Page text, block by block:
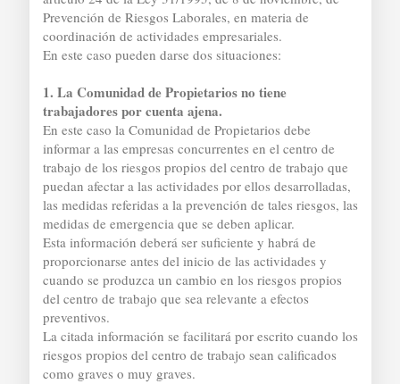
Prevención de Riesgos Laborales, en materia de
coordinación de actividades empresariales.
En este caso pueden darse dos situaciones:
1. La Comunidad de Propietarios no tiene
trabajadores por cuenta ajena.
En este caso la Comunidad de Propietarios debe
informar a las empresas concurrentes en el centro de
trabajo de los riesgos propios del centro de trabajo que
puedan afectar a las actividades por ellos desarrolladas,
las medidas referidas a la prevención de tales riesgos, las
medidas de emergencia que se deben aplicar.
Esta información deberá ser suficiente y habrá de
proporcionarse antes del inicio de las actividades y
cuando se produzca un cambio en los riesgos propios
del centro de trabajo que sea relevante a efectos
preventivos.
La citada información se facilitará por escrito cuando los
riesgos propios del centro de trabajo sean calificados
como graves o muy graves.